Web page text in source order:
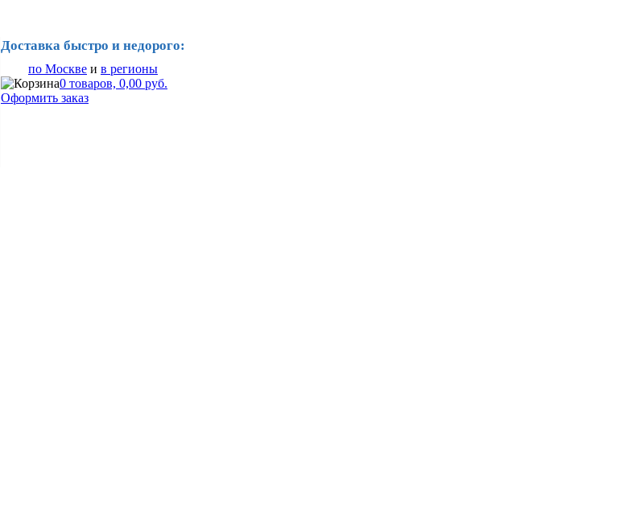
Доставка быстро и недорого:
по Москве и в регионы
0 товаров, 0,00 руб.
Оформить заказ